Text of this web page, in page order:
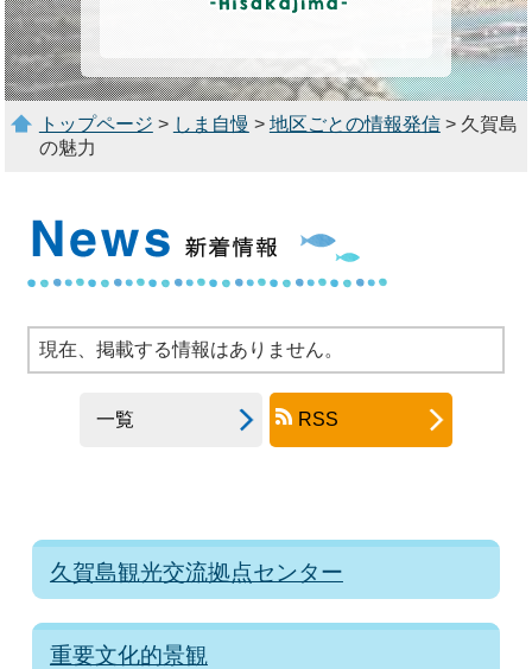
トップページ > しま自慢 > 地区ごとの情報発信> 久賀島
の魅力
現在、掲載する情報はありません。
一覧 RSS
久賀島観光交流拠点センター
重要文化的景観